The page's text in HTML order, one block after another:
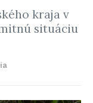
kraja v
situáciu